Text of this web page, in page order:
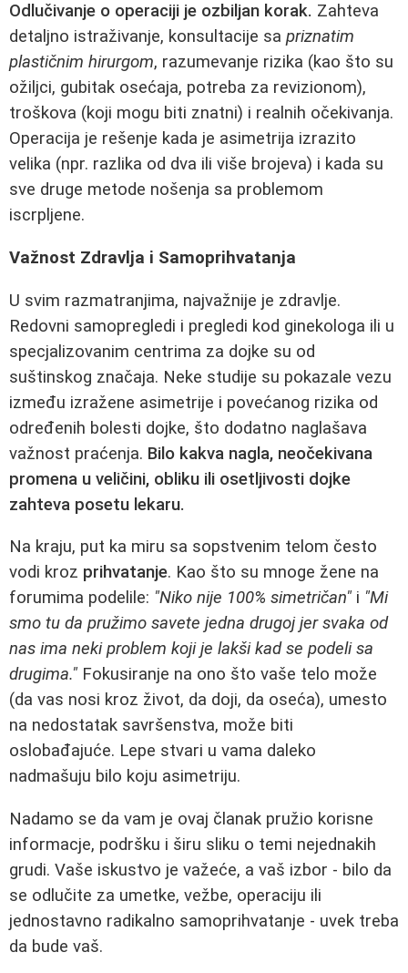
Odlučivanje o operaciji je ozbiljan korak. Zahteva
detaljno istraživanje, konsultacije sa priznatim
plastičnim hirurgom, razumevanje rizika (kao što su
ožiljci, gubitak osećaja, potreba za revizionom),
troškova (koji mogu biti znatni) i realnih očekivanja.
Operacija je rešenje kada je asimetrija izrazito
velika (npr. razlika od dva ili više brojeva) i kada su
sve druge metode nošenja sa problemom
iscrpljene.
Važnost Zdravlja i Samoprihvatanja
U svim razmatranjima, najvažnije je zdravlje.
Redovni samopregledi i pregledi kod ginekologa ili u
specjalizovanim centrima za dojke su od
suštinskog značaja. Neke studije su pokazale vezu
između izražene asimetrije i povećanog rizika od
određenih bolesti dojke, što dodatno naglašava
važnost praćenja. Bilo kakva nagla, neočekivana
promena u veličini, obliku ili osetljivosti dojke
zahteva posetu lekaru.
Na kraju, put ka miru sa sopstvenim telom često
vodi kroz prihvatanje. Kao što su mnoge žene na
forumima podelile: "Niko nije 100% simetričan" i "Mi
smo tu da pružimo savete jedna drugoj jer svaka od
nas ima neki problem koji je lakši kad se podeli sa
drugima." Fokusiranje na ono što vaše telo može
(da vas nosi kroz život, da doji, da oseća), umesto
na nedostatak savršenstva, može biti
oslobađajuće. Lepe stvari u vama daleko
nadmašuju bilo koju asimetriju.
Nadamo se da vam je ovaj članak pružio korisne
informacje, podršku i širu sliku o temi nejednakih
grudi. Vaše iskustvo je važeće, a vaš izbor - bilo da
se odlučite za umetke, vežbe, operaciju ili
jednostavno radikalno samoprihvatanje - uvek treba
da bude vaš.